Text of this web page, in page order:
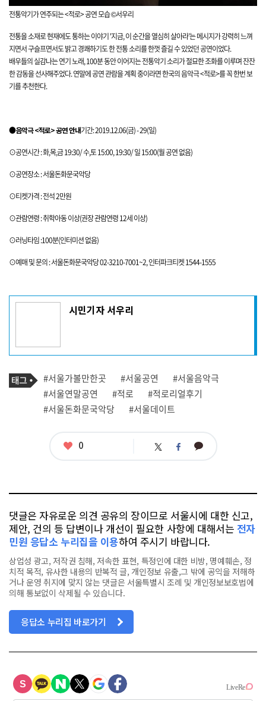
전통악기가 연주되는 <적로> 공연 모습 ©서우리
전통을 소재로 현재에도 통하는 이야기 '지금, 이 순간을 열심히 살아라'는 메시지가 강력히 느껴
지면서 구슬프면서도 밝고 경쾌하기도 한 전통 소리를 한껏 즐길 수 있었던 공연이었다.
배우들의 실감나는 연기 노래, 100분 동안 이어지는 전통악기 소리가 절묘한 조화를 이루며 잔잔
한 감동을 선사해주었다. 연말에 공연 관람을 계획 중이라면 한국의 음악극 <적로>를 꼭 한번 보
기를 추천한다.
●음악극 <적로> 공연 안내기간: 2019.12.06(금) - 29(일)
⊙공연시간 : 화,목,금 19:30/ 수,토 15:00, 19:30/ 일 15:00(월 공연 없음)
⊙공연장소 : 서울돈화문국악당
⊙티켓가격 : 전석 2만원
⊙관람연령 : 취학아동 이상(권장 관람연령 12세 이상)
⊙러닝타임 :100분(인터미션 없음)
⊙예매 및 문의 : 서울돈화문국악당 02-3210-7001~2, 인터파크티켓 1544-1555
기
자
프
필
시민기자 서우리
기
사
관
련
태
태
그
#서울가볼만한곳 #서울공연
#서울음악극
#서울연말공연
#적로
#적로리얼후기
#서울돈화문국악당
#서울데이트
좋
0 트 페 카
댓글은 자유로운 의견 공유의 장이므로 서울시에 대한 신고,
제안, 건의 등 답변이나 개선이 필요한 사항에 대해서는 전자
민원 응답소 누리집을 이용하여 주시기 바랍니다.
상업성 광고, 저작권 침해, 저속한 표현, 특정인에 대한 비방, 명예훼손, 정
치적 목적, 유사한 내용의 반복적 글, 개인정보 유출,그 밖에 공익을 저해하
거나 운영 취지에 맞지 않는 댓글은 서울특별시 조례 및 개인정보보호법에
의해 통보없이 삭제될 수 있습니다.
응답소 누리집 바로가기